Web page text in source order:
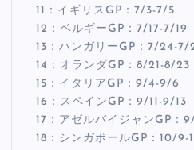
11：イギリスGP：7/3-7/5
12：ベルギーGP：7/17-7/19
13：ハンガリーGP：7/24-7/
14：オランダGP：8/21-8/23
15：イタリアGP：9/4-9/6
16：スペインGP：9/11-9/13
17：アゼルバイジャンGP：
18：シンガポールGP：10/9-